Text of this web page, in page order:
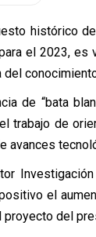
histórico
el 2023,
de “bata
trabajo de
avances
el
del